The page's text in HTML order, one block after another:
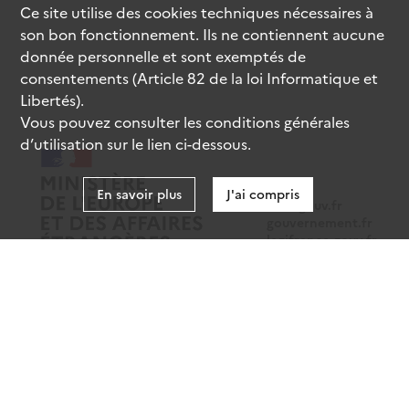
data.gouv.fr
legifrance.gouv.fr
Ce site utilise descookiestechniques nécessaires à
son bon fonctionnement. Ils ne contiennent aucune
donnée personnelle et sont exemptés de
consentements (Article 82 de la loi Informatique et
Libertés).
Vous pouvez consulter les conditions générales
d’utilisation sur le lien ci-dessous.
En savoir plus J'ai compris